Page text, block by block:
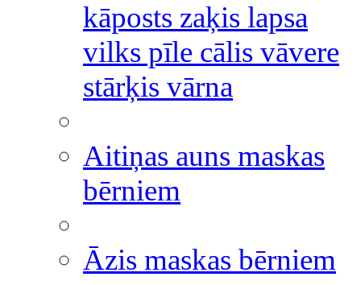
kāposts zaķis lapsa
vilks pīle cālis vāvere
stārķis vārna
Aitiņas auns maskas
bērniem
Āzis maskas bērniem